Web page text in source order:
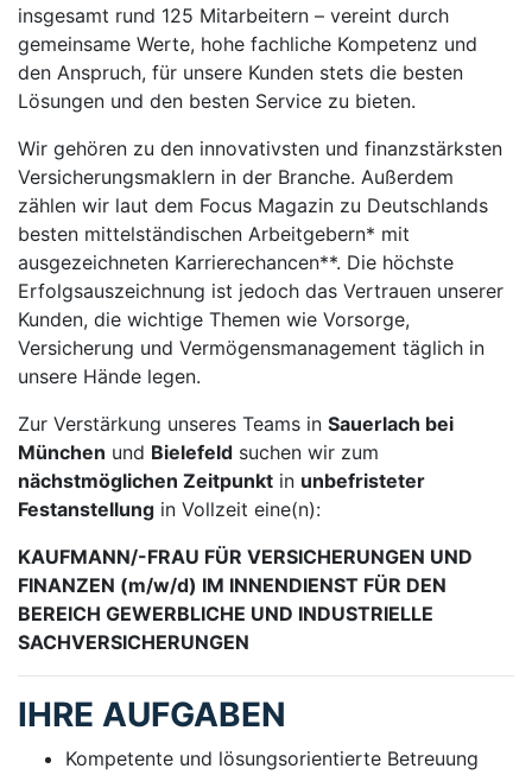
insgesamt rund 125 Mitarbeitern – vereint durch
gemeinsame Werte, hohe fachliche Kompetenz und
den Anspruch, für unsere Kunden stets die besten
Lösungen und den besten Service zu bieten.
Wir gehören zu den innovativsten und finanzstärksten
Versicherungsmaklern in der Branche. Außerdem
zählen wir laut dem Focus Magazin zu Deutschlands
besten mittelständischen Arbeitgebern* mit
ausgezeichneten Karrierechancen**. Die höchste
Erfolgsauszeichnung ist jedoch das Vertrauen unserer
Kunden, die wichtige Themen wie Vorsorge,
Versicherung und Vermögensmanagement täglich in
unsere Hände legen.
Zur Verstärkung unseres Teams in Sauerlach bei
München und Bielefeld suchen wir zum
nächstmöglichen Zeitpunkt in unbefristeter
Festanstellung in Vollzeit eine(n):
KAUFMANN/-FRAU FÜR VERSICHERUNGEN UND
FINANZEN (m/w/d) IM INNENDIENST FÜR DEN
BEREICH GEWERBLICHE UND INDUSTRIELLE
SACHVERSICHERUNGEN
IHRE AUFGABEN
Kompetente und lösungsorientierte Betreuung